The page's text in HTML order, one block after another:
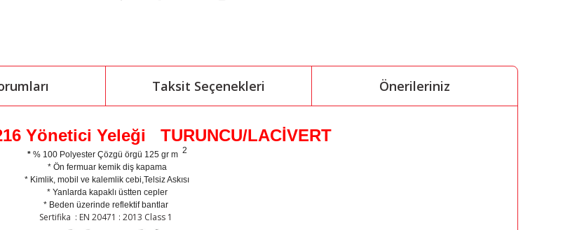
Taksit Seçenekleri Önerileriniz
Yönetici Yeleği TURUNCU/LACİVERT
*% 100 Polyester Çözgü örgü 125 gr m 2
* Ön fermuar kemik diş kapama
* Kimlik, mobil ve kalemlik cebi,Telsiz Askısı
* Yanlarda kapaklı üstten cepler
* Beden üzerinde reflektif bantlar
Sertifika : EN 20471 : 2013 Class 1